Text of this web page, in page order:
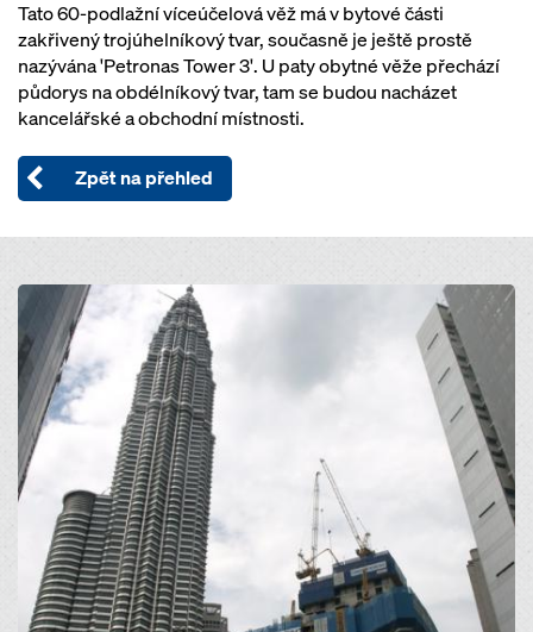
Tato 60-podlažní víceúčelová věž má v bytové části
zakřivený trojúhelníkový tvar, současně je ještě prostě
nazývána 'Petronas Tower 3'. U paty obytné věže přechází
půdorys na obdélníkový tvar, tam se budou nacházet
kancelářské a obchodní místnosti.
Zpět na přehled
Open